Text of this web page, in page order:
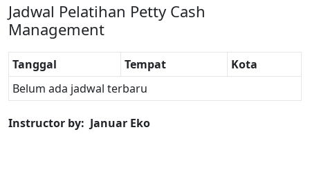
Jadwal Pelatihan Petty Cash
Management
Tanggal Tempat
Kota
Belum ada jadwal terbaru
Instructor by: Januar Eko